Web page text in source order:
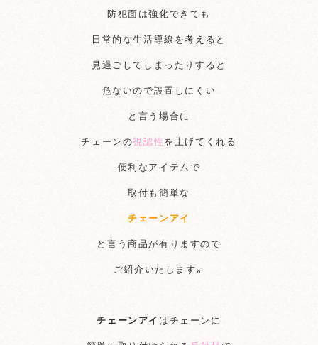
防犯面は強化できても
日常的な生活導線を考えると
見過ごしてしまったりすると
危ないので設置しにくい
と言う場合に
チェーンの視認性を上げてくれる
便利なアイテムで
取付も簡単な
チェーンアイ
と言う商品が有りますので
ご紹介いたします。
チェーンアイ はチェーンに